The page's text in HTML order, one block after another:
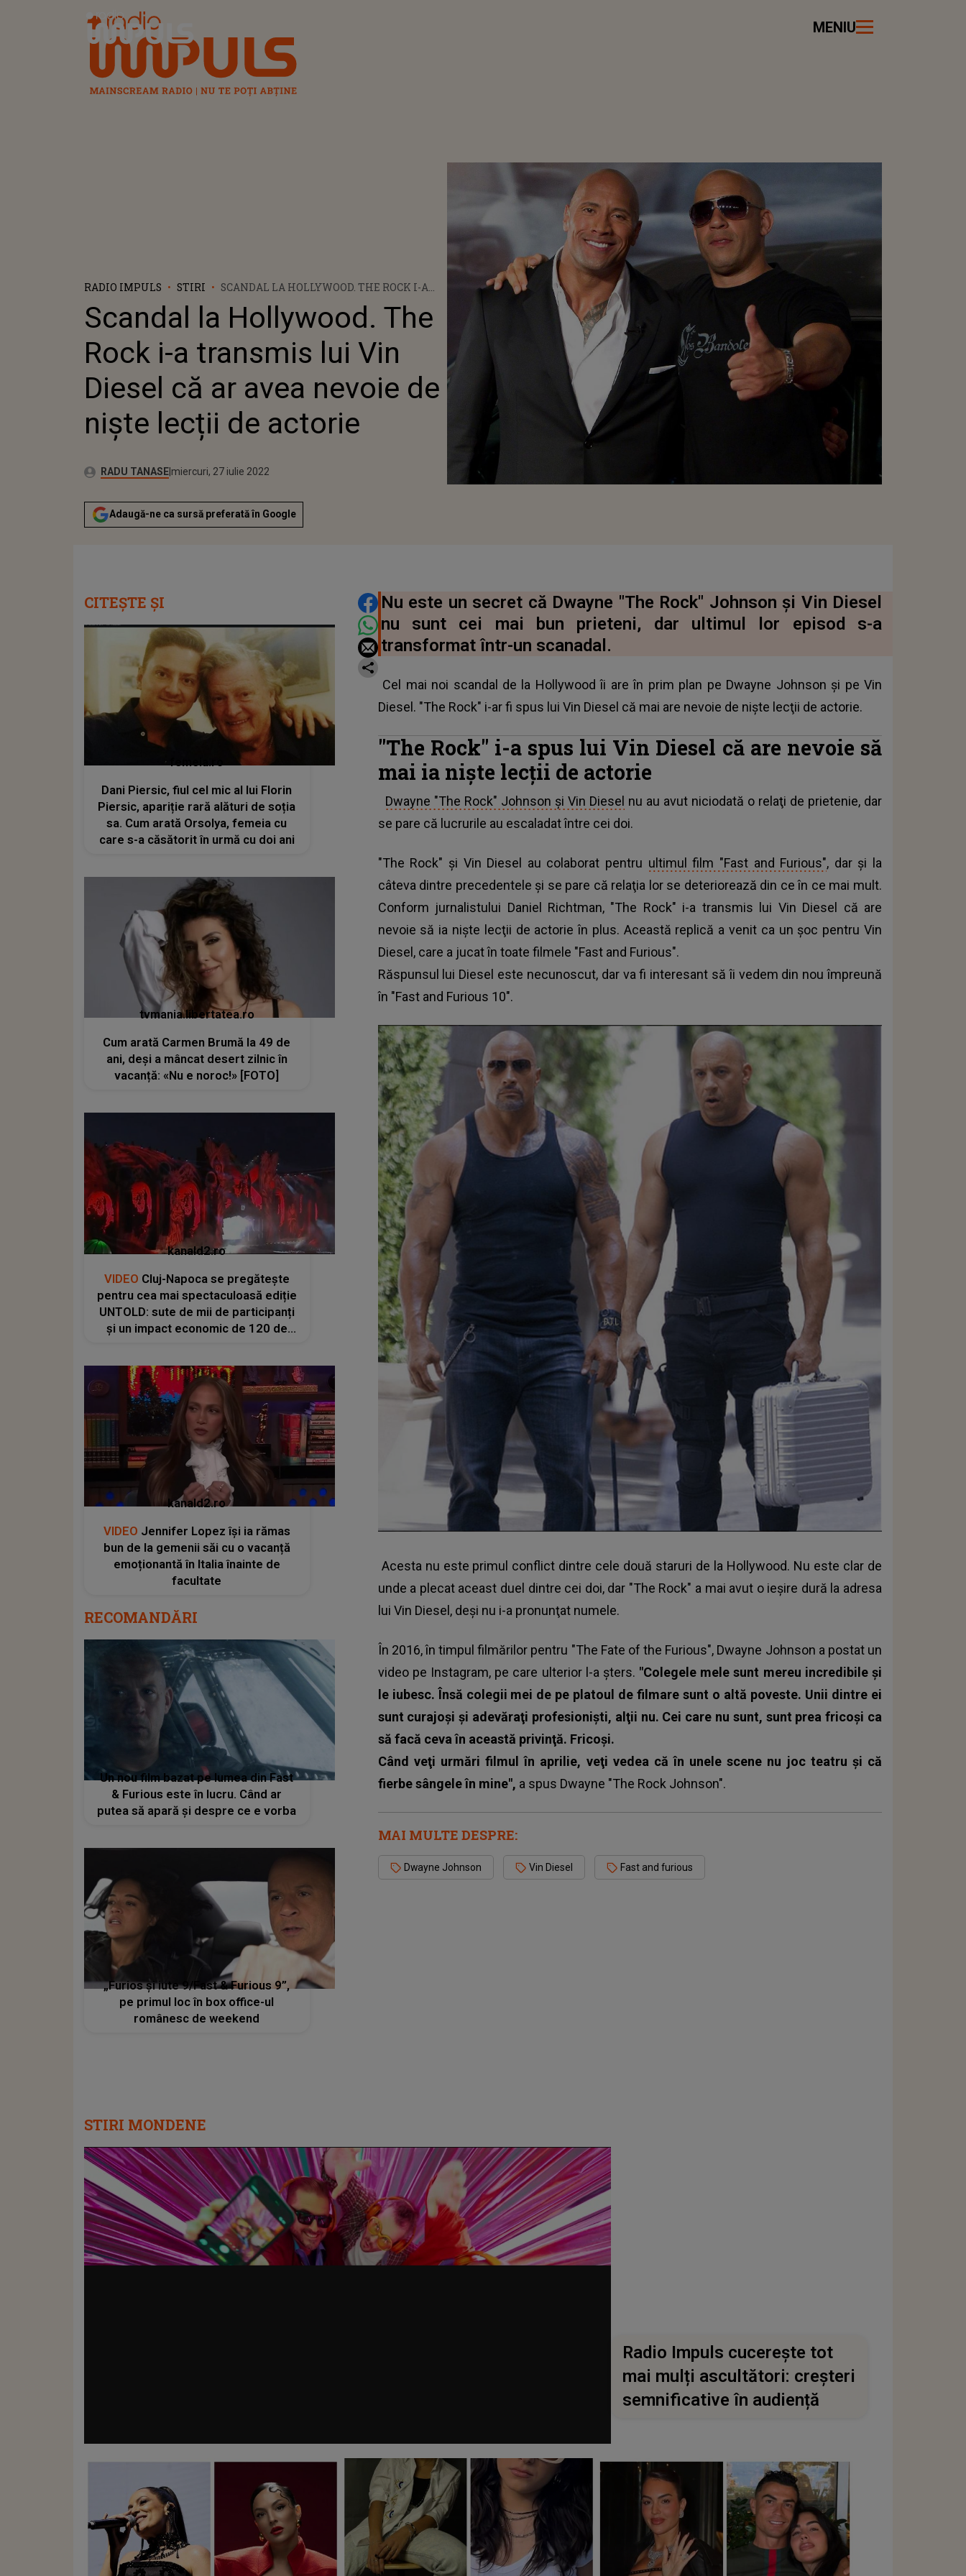
Radio Impuls MENIU
RADIO IMPULS STIRI
SCANDAL LA HOLLYWOOD. THE ROCK I-A
NEVOIE DE NIȘTE LECȚII DE ACTORIE
Scandal la Hollywood. The
Rock i-a transmis lui Vin
Diesel că ar avea nevoie de
niște lecții de actorie
Autor:RADU TANASEPublicat:
joi, 8 iulie 2021
Actualizat:
miercuri, 27 iulie 2022
Adaugă-ne ca sursă preferată în Google
DISTRIBUIE ARTICOLUL
Nu este un secret că Dwayne "The Rock" Johnson şi Vin Diesel
nu sunt cei mai bun prieteni, dar ultimul lor episod s-a
transformat într-un scanadal.
Cel mai noi scandal de la Hollywood îi are în prim plan pe Dwayne Johnson şi pe Vin
Diesel. "The Rock" i-ar fi spus lui Vin Diesel că mai are nevoie de nişte lecţii de actorie.
"The Rock" i-a spus lui Vin Diesel că are nevoie să
mai ia nişte lecţii de actorie
Dwayne "The Rock" Johnson şi Vin Diesel nu au avut niciodată o relaţi de prietenie, dar
se pare că lucrurile au escaladat între cei doi.
"The Rock" şi Vin Diesel au colaborat pentru ultimul film "Fast and Furious", dar şi la
câteva dintre precedentele şi se pare că relaţia lor se deteriorează din ce în ce mai mult.
Conform jurnalistului Daniel Richtman, "The Rock" i-a transmis lui Vin Diesel că are
nevoie să ia nişte lecţii de actorie în plus. Această replică a venit ca un şoc pentru Vin
Diesel, care a jucat în toate filmele "Fast and Furious".
Răspunsul lui Diesel este necunoscut, dar va fi interesant să îi vedem din nou împreună
în "Fast and Furious 10".
Acesta nu este primul conflict dintre cele două staruri de la Hollywood. Nu este clar de
unde a plecat aceast duel dintre cei doi, dar "The Rock" a mai avut o ieşire dură la adresa
lui Vin Diesel, deşi nu i-a pronunţat numele.
În 2016, în timpul filmărilor pentru "The Fate of the Furious", Dwayne Johnson a postat un
video pe Instagram, pe care ulterior l-a şters. "Colegele mele sunt mereu incredibile şi
le iubesc. Însă colegii mei de pe platoul de filmare sunt o altă poveste. Unii dintre ei
sunt curajoşi şi adevăraţi profesionişti, alţii nu. Cei care nu sunt, sunt prea fricoşi ca
să facă ceva în această privinţă. Fricoşi.
Când veţi urmări filmul în aprilie, veţi vedea că în unele scene nu joc teatru şi că
fierbe sângele în mine", a spus Dwayne "The Rock Johnson".
MAI MULTE DESPRE:
Dwayne Johnson Vin Diesel Fast and furious
CITEȘTE ȘI
femeia.ro
Dani Piersic, fiul cel mic al lui Florin
Piersic, apariție rară alături de soția
sa. Cum arată Orsolya, femeia cu
care s-a căsătorit în urmă cu doi ani
tvmania.libertatea.ro
Cum arată Carmen Brumă la 49 de
ani, deși a mâncat desert zilnic în
vacanță: «Nu e noroc!» [FOTO]
kanald2.ro
VIDEO Cluj-Napoca se pregătește
pentru cea mai spectaculoasă ediție
UNTOLD: sute de mii de participanți
și un impact economic de 120 de
kanald2.ro
VIDEO Jennifer Lopez își ia rămas
bun de la gemenii săi cu o vacanță
emoționantă în Italia înainte de
facultate
RECOMANDĂRI
Un nou film bazat pe lumea din Fast
& Furious este în lucru. Când ar
putea să apară și despre ce e vorba
„Furios şi iute 9/Fast & Furious 9”,
pe primul loc în box office-ul
românesc de weekend
STIRI MONDENE
Radio Impuls cucerește tot
mai mulți ascultători: creșteri
semnificative în audiență